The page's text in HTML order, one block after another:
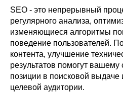
SEO - это непрерывный
регулярного анализа,
изменяющиеся алгоритмы
поведение пользователей.
контента, улучшение
результатов помогут вашему
позиции в поисковой
целевой аудитории.